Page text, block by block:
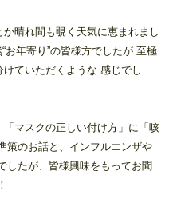
晴れ間も覗く天気に恵まれまし
お年寄り”の皆様方でしたが 至極
ていただくような 感じでし
マスクの正しい付け方」に「咳
策のお話と、インフルエンザや
したが、皆様興味をもってお聞